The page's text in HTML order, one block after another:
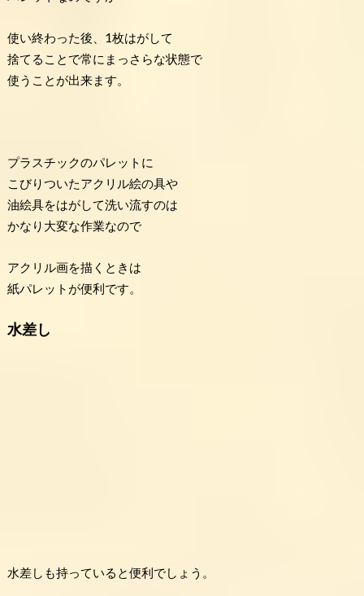
使い終わった後、1枚はがして
捨てることで常にまっさらな状態で
使うことが出来ます。
プラスチックのパレットに
こびりついたアクリル絵の具や
油絵具をはがして洗い流すのは
かなり大変な作業なので
アクリル画を描くときは
紙パレットが便利です。
水差し
水差しも持っていると便利でしょう。